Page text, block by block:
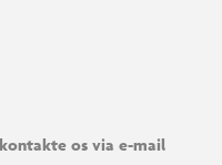
os via e-mail